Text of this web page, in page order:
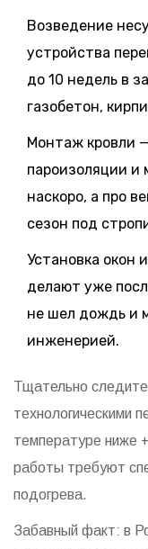
Возведение
устройства
до 10 недель в
газобетон,
Монтаж кровли
пароизоляции и
наскоро, а про
сезон под
Установка окон
делают уже
не шел дождь и
инженерией.
Тщательно следите
технологическими
температуре ниже
работы требуют
подогрева.
Забавный факт: в